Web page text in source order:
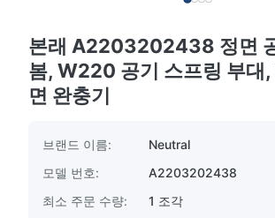
본래 A2203202438 정면
봄, W220 공기 스프링 부대
면 완충기
브랜드 이름:
Neutral
모델 번호:
A2203202438
최소 주문 수량:
1 조각